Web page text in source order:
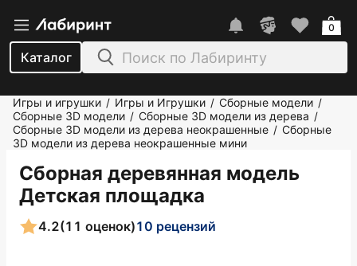
Каталог
0
Игры и игрушки / Игры и Игрушки / Сборные модели /
Сборные 3D модели / Сборные 3D модели из дерева /
Сборные 3D модели из дерева неокрашенные / Сборные
3D модели из дерева неокрашенные мини
Сборная деревянная модель
Детская площадка
4.2(11 оценок)10 рецензий